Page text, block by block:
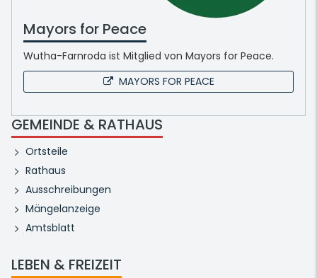
Mayors for Peace
Wutha-Farnroda ist Mitglied von Mayors for Peace.
MAYORS FOR PEACE
GEMEINDE & RATHAUS
Ortsteile
Rathaus
Ausschreibungen
Mängelanzeige
Amtsblatt
LEBEN & FREIZEIT